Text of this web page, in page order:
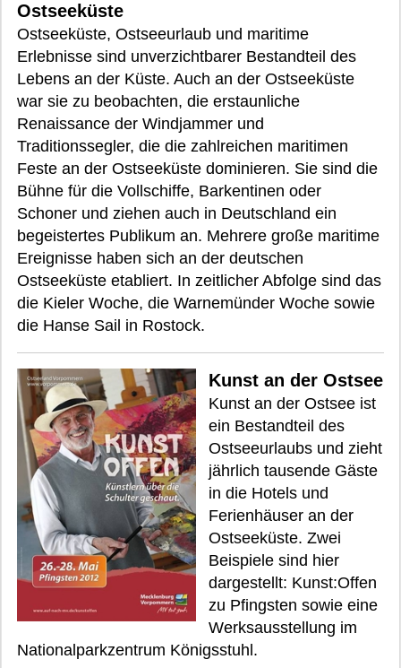
Ostseeküste
Ostseeküste, Ostseeurlaub und maritime
Erlebnisse sind unverzichtbarer Bestandteil des
Lebens an der Küste. Auch an der Ostseeküste
war sie zu beobachten, die erstaunliche
Renaissance der Windjammer und
Traditionssegler, die die zahlreichen maritimen
Feste an der Ostseeküste dominieren. Sie sind die
Bühne für die Vollschiffe, Barkentinen oder
Schoner und ziehen auch in Deutschland ein
begeistertes Publikum an. Mehrere große maritime
Ereignisse haben sich an der deutschen
Ostseeküste etabliert. In zeitlicher Abfolge sind das
die Kieler Woche, die Warnemünder Woche sowie
die Hanse Sail in Rostock.
Kunst an der Ostsee
Kunst an der Ostsee ist
ein Bestandteil des
Ostseeurlaubs und zieht
jährlich tausende Gäste
in die Hotels und
Ferienhäuser an der
Ostseeküste. Zwei
Beispiele sind hier
dargestellt: Kunst:Offen
zu Pfingsten sowie eine
Werksausstellung im
Nationalparkzentrum Königsstuhl.